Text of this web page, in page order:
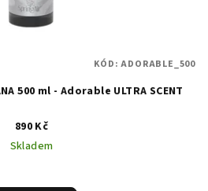
500 ml - Adorable ULTRA SCENT
890 Kč
Skladem
KÓD:ADORABLE_500